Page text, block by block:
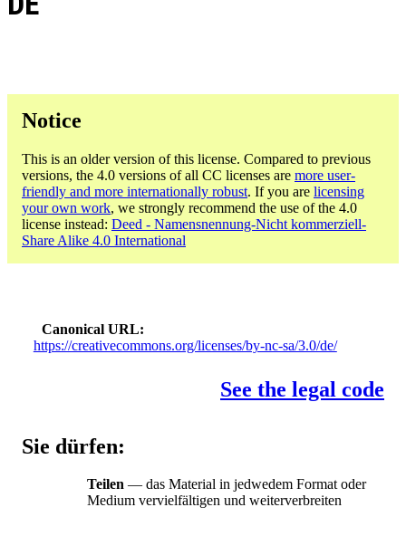
Notice
This is an older version of this license. Compared to previous
versions, the 4.0 versions of all CC licenses are more user-
friendly and more internationally robust. If you are licensing
your own work, we strongly recommend the use of the 4.0
license instead: Deed - Namensnennung-Nicht kommerziell-
Share Alike 4.0 International
Canonical URL
https://creativecommons.org/licenses/by-nc-sa/3.0/de/
See the legal code
Sie dürfen:
Teilen — das Material in jedwedem Format oder
Medium vervielfältigen und weiterverbreiten